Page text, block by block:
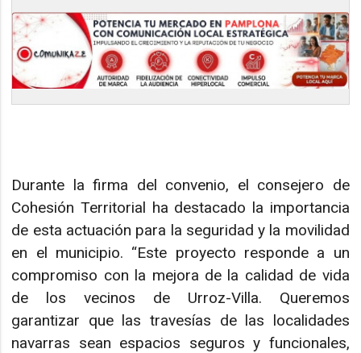
Durante la firma del convenio, el consejero de
Cohesión Territorial ha destacado la importancia
de esta actuación para la seguridad y la movilidad
en el municipio. “Este proyecto responde a un
compromiso con la mejora de la calidad de vida
de los vecinos de Urroz-Villa. Queremos
garantizar que las travesías de las localidades
navarras sean espacios seguros y funcionales,